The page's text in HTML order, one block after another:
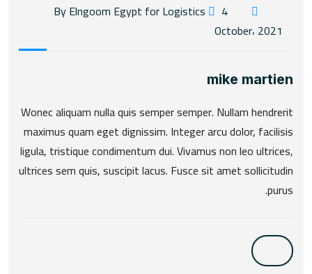
4
October، 2021
mike martien
Wonec aliquam nulla quis semper semper. Nullam hendrerit
maximus quam eget dignissim. Integer arcu dolor, facilisis
ligula, tristique condimentum dui. Vivamus non leo ultrices,
ultrices sem quis, suscipit lacus. Fusce sit amet sollicitudin
purus.